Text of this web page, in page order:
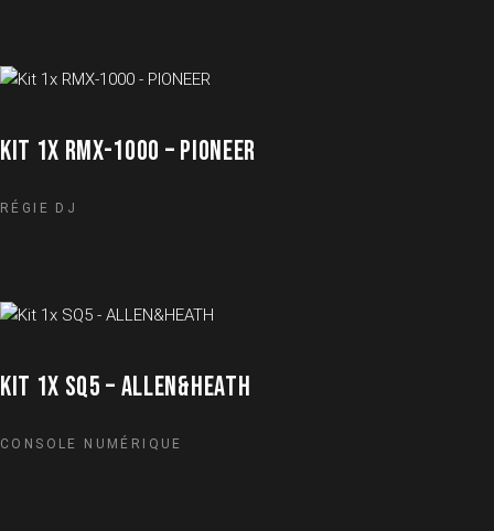
KIT 1X RMX-1000 – PIONEER
RÉGIE DJ
KIT 1X SQ5 – ALLEN&HEATH
CONSOLE NUMÉRIQUE